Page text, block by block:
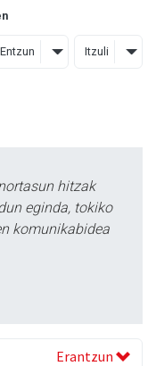
Entzun Itzuli
hitzak
eginda, tokiko
komunikabidea
Erantzun